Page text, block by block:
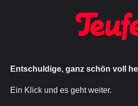
Entschuldige, ganz schön voll
Ein Klick und es geht weiter.